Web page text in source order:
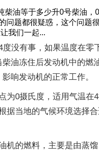
柴油等于多少升0号柴油，
问题都很疑惑，这个问题
我们一起...
度没有事，如果温度在零
油冻住后发动机中的燃
响发动机的正常工作。
为0摄氏度，适用气温在
据当地的气候环境选择
机的燃料，主要是由蒸